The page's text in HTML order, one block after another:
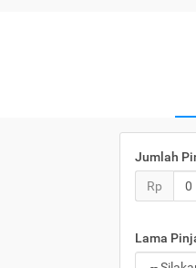
Jumlah
Rp
Lama